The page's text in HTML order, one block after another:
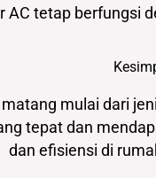
tetap berfungsi
mulai dari
tepat dan
dan efisiensi di